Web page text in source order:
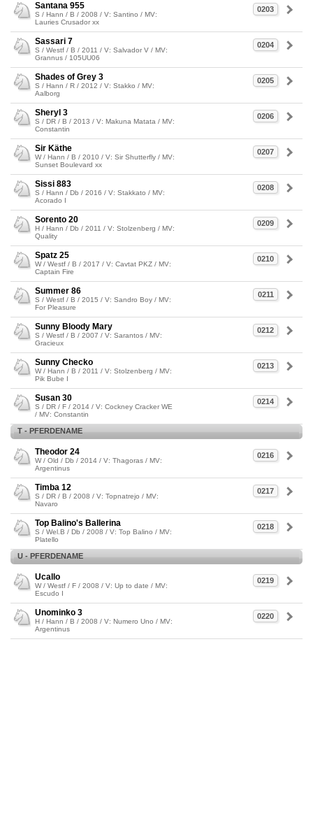
0203
Santana 955
S / Hann / B / 2008 / V: Santino / MV:
Lauries Crusador xx
0204
Sassari 7
S / Westf / B / 2011 / V: Salvador V / MV:
Grannus / 105UU06
0205
Shades of Grey 3
S / Hann / R / 2012 / V: Stakko / MV:
Aalborg
0206
Sheryl 3
S / DR / B / 2013 / V: Makuna Matata / MV:
Constantin
0207
Sir Käthe
W / Hann / B / 2010 / V: Sir Shutterfly / MV:
Sunset Boulevard xx
0208
Sissi 883
S / Hann / Db / 2016 / V: Stakkato / MV:
Acorado I
0209
Sorento 20
H / Hann / Db / 2011 / V: Stolzenberg / MV:
Quality
0210
Spatz 25
W / Westf / B / 2017 / V: Cavtat PKZ / MV:
Captain Fire
0211
Summer 86
S / Westf / B / 2015 / V: Sandro Boy / MV:
For Pleasure
0212
Sunny Bloody Mary
S / Westf / B / 2007 / V: Sarantos / MV:
Gracieux
0213
Sunny Checko
W / Hann / B / 2011 / V: Stolzenberg / MV:
Pik Bube I
0214
Susan 30
S / DR / F / 2014 / V: Cockney Cracker WE
/ MV: Constantin
T - PFERDENAME
0216
Theodor 24
W / Old / Db / 2014 / V: Thagoras / MV:
Argentinus
0217
Timba 12
S / DR / B / 2008 / V: Topnatrejo / MV:
Navaro
0218
Top Balino's Ballerina
S / Wel.B / Db / 2008 / V: Top Balino / MV:
Platello
U - PFERDENAME
0219
Ucallo
W / Westf / F / 2008 / V: Up to date / MV:
Escudo I
0220
Unominko 3
H / Hann / B / 2008 / V: Numero Uno / MV:
Argentinus